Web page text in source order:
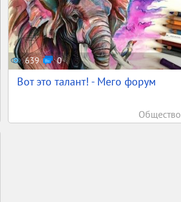
639 0
Вот это талант! - Мего форум
Общество